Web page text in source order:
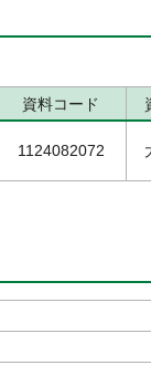
資料コード
1124082072